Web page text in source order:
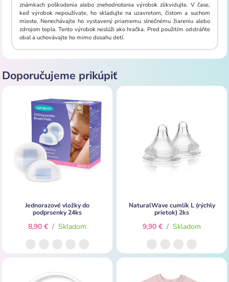
známkach poškodenia alebo znehodnotenia výrobok zlikvidujte. V čase,
keď výrobok nepoužívate, ho skladujte na uzavretom, čistom a suchom
mieste. Nenechávajte ho vystavený priamemu slnečnému žiareniu alebo
zdrojom tepla. Tento výrobok neslúži ako hračka. Pred použitím odstráňte
obal a uchovávajte ho mimo dosahu detí.
Doporučujeme prikúpiť
Jednorazové vložky do
podprsenky 24ks
8,90 € / Skladom
NaturalWave cumlík L (rýchly
prietok) 2ks
9,90 € / Skladom